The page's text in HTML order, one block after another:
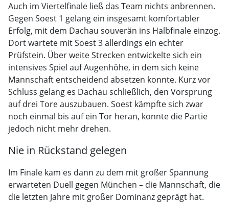
Auch im Viertelfinale ließ das Team nichts anbrennen.
Gegen Soest 1 gelang ein insgesamt komfortabler
Erfolg, mit dem Dachau souverän ins Halbfinale einzog.
Dort wartete mit Soest 3 allerdings ein echter
Prüfstein. Über weite Strecken entwickelte sich ein
intensives Spiel auf Augenhöhe, in dem sich keine
Mannschaft entscheidend absetzen konnte. Kurz vor
Schluss gelang es Dachau schließlich, den Vorsprung
auf drei Tore auszubauen. Soest kämpfte sich zwar
noch einmal bis auf ein Tor heran, konnte die Partie
jedoch nicht mehr drehen.
Nie in Rückstand gelegen
Im Finale kam es dann zu dem mit großer Spannung
erwarteten Duell gegen München – die Mannschaft, die
die letzten Jahre mit großer Dominanz geprägt hat.